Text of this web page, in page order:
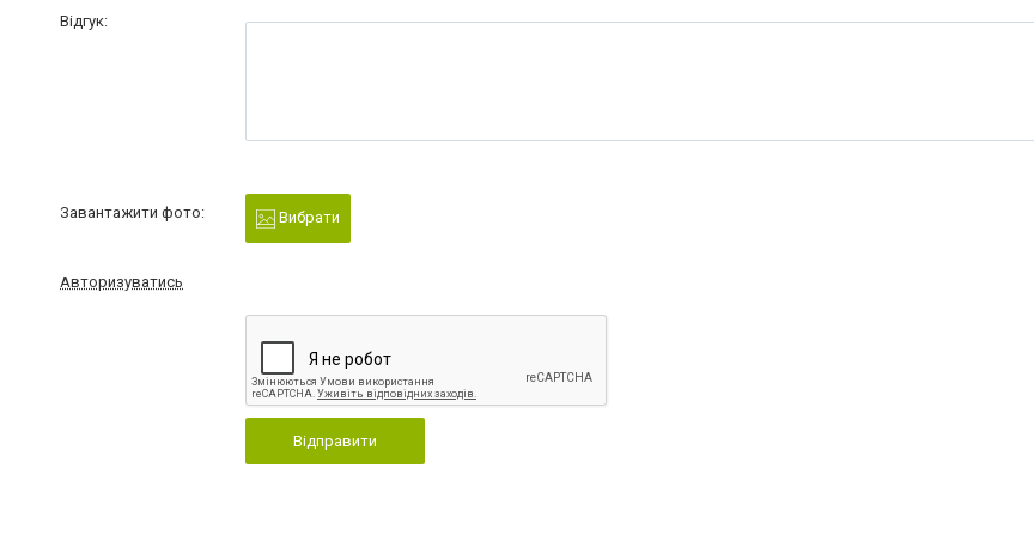
Відгук:
Завантажити фото: Вибрати
Авторизуватись
Відправити